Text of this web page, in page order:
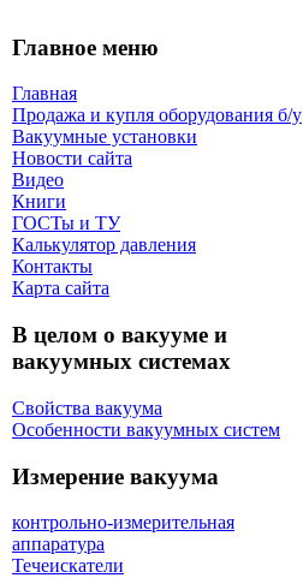
Главное меню
Главная
Продажа и купля оборудования б/y
Вакуумные установки
Новости сайта
Видео
Книги
ГОСТы и ТУ
Калькулятор давления
Контакты
Карта сaйта
В целом о вакууме и
вакуумных системах
Свойства вакуума
Особенности вакуумных систем
Измерение вакуума
контрольно-измерительная
аппаратура
Течеискатели